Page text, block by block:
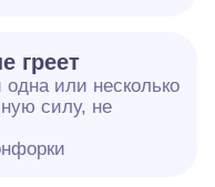
греет
или несколько
силу, не